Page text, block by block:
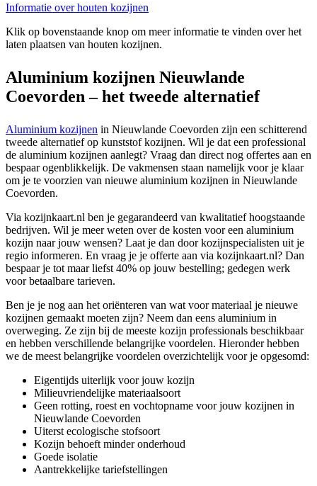
Informatie over houten kozijnen
Klik op bovenstaande knop om meer informatie te vinden over het
laten plaatsen van houten kozijnen.
Aluminium kozijnen Nieuwlande
Coevorden – het tweede alternatief
Aluminium kozijnen in Nieuwlande Coevorden zijn een schitterend
tweede alternatief op kunststof kozijnen. Wil je dat een professional
de aluminium kozijnen aanlegt? Vraag dan direct nog offertes aan en
bespaar ogenblikkelijk. De vakmensen staan namelijk voor je klaar
om je te voorzien van nieuwe aluminium kozijnen in Nieuwlande
Coevorden.
Via kozijnkaart.nl ben je gegarandeerd van kwalitatief hoogstaande
bedrijven. Wil je meer weten over de kosten voor een aluminium
kozijn naar jouw wensen? Laat je dan door kozijnspecialisten uit je
regio informeren. En vraag je je offerte aan via kozijnkaart.nl? Dan
bespaar je tot maar liefst 40% op jouw bestelling; gedegen werk
voor betaalbare tarieven.
Ben je je nog aan het oriënteren van wat voor materiaal je nieuwe
kozijnen gemaakt moeten zijn? Neem dan eens aluminium in
overweging. Ze zijn bij de meeste kozijn professionals beschikbaar
en hebben verschillende belangrijke voordelen. Hieronder hebben
we de meest belangrijke voordelen overzichtelijk voor je opgesomd:
Eigentijds uiterlijk voor jouw kozijn
Milieuvriendelijke materiaalsoort
Geen rotting, roest en vochtopname voor jouw kozijnen in
Nieuwlande Coevorden
Uiterst ecologische stofsoort
Kozijn behoeft minder onderhoud
Goede isolatie
Aantrekkelijke tariefstellingen